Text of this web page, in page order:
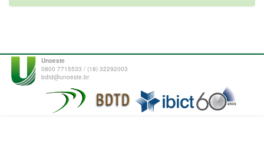
Unoeste
0800 7715533 / (18) 32292003
bdtd@unoeste.br